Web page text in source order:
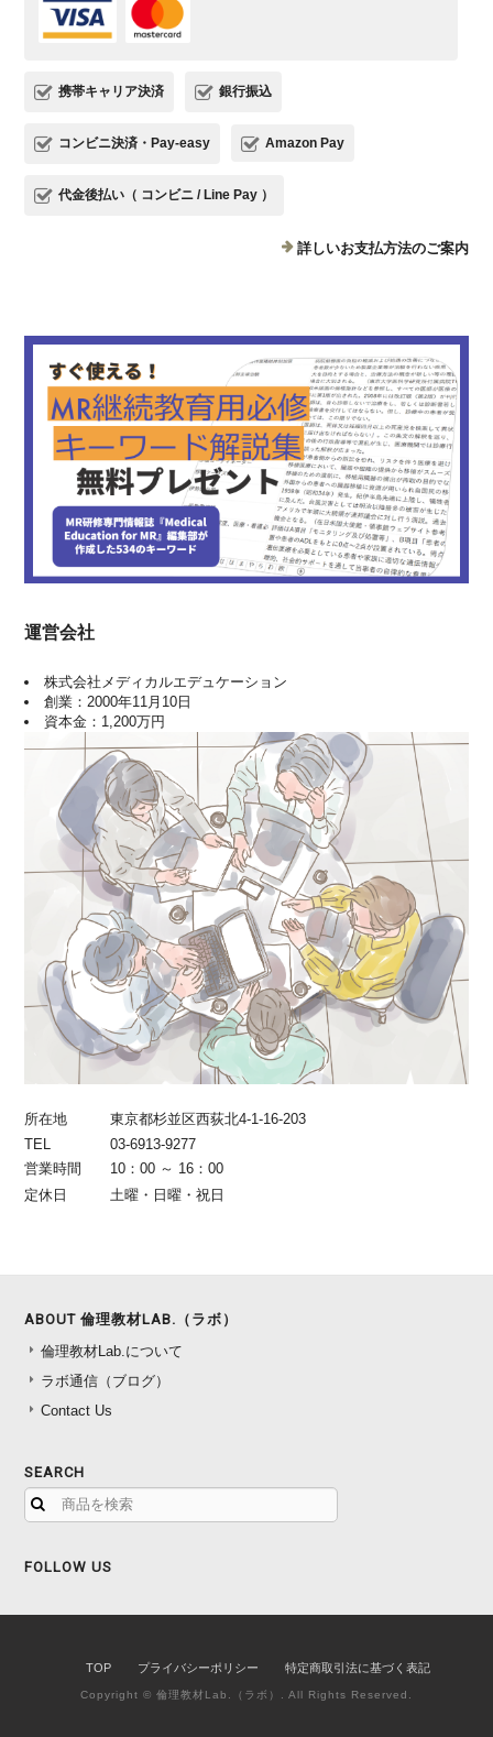
携帯キャリア決済 銀行振込
コンビニ決済・Pay-easy Amazon Pay
代金後払い（ コンビニ / Line Pay ）
詳しいお支払方法のご案内
運営会社
株式会社メディカルエデュケーション
創業：2000年11月10日
資本金：1,200万円
所在地
東京都杉並区西荻北4-1-16-203
TEL
03-6913-9277
営業時間
10：00 ～ 16：00
定休日
土曜・日曜・祝日
ABOUT 倫理教材LAB.（ラボ）
倫理教材Lab.について
ラボ通信（ブログ）
Contact Us
SEARCH
FOLLOW US
TOP プライバシーポリシー 特定商取引法に基づく表記
Copyright © 倫理教材Lab.（ラボ）. All Rights Reserved.